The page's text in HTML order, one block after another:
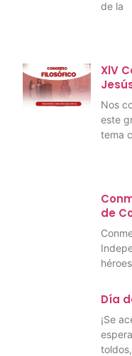
de la
XlV
Nos
este
tema
de
Día
¡Se
toldos,